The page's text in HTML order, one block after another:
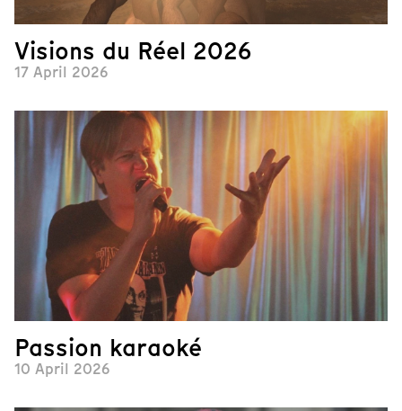
Visions du Réel 2026
17 April 2026
Passion karaoké
10 April 2026